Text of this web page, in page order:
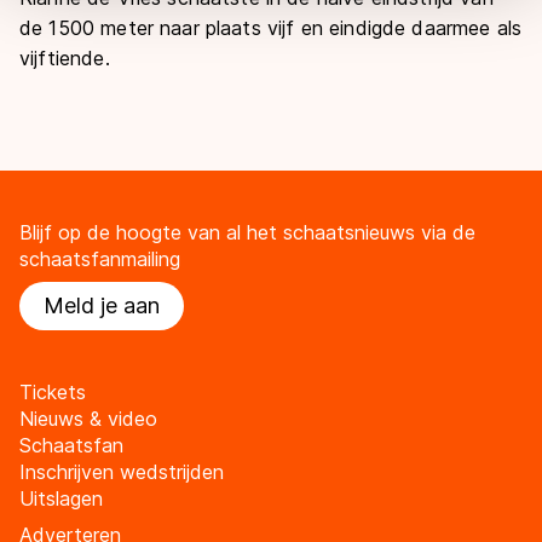
de 1500 meter naar plaats vijf en eindigde daarmee als
vijftiende.
Blijf op de hoogte van al het schaatsnieuws via de
schaatsfanmailing
Meld je aan
Tickets
Nieuws & video
Schaatsfan
Inschrijven wedstrijden
Uitslagen
Adverteren